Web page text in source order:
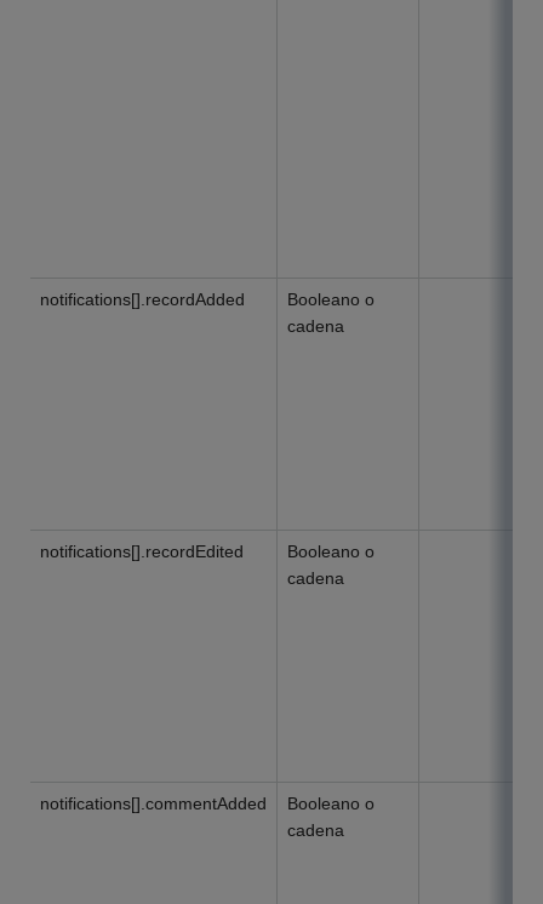
notifications[].recordAdded
Booleano o
cadena
notifications[].recordEdited
Booleano o
cadena
notifications[].commentAdded
Booleano o
cadena